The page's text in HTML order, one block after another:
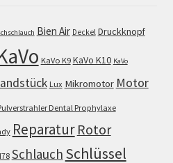
Bien Air Deckel Druckknopf
KaVo K9 KaVo K10 KaVo
Lux Mikromotor Motor
Dental Prophylaxe
Reparatur Rotor
Schlauch Schlüssel